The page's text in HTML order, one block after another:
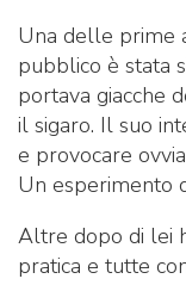
Una delle prime
pubblico è stata
portava giacche
il sigaro. Il suo
e provocare
Un esperimento
Altre dopo di lei
pratica e tutte